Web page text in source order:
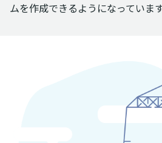
ムを作成できるようになっています